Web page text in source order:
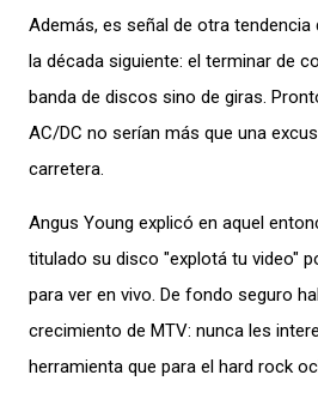
Además, es señal de otra tendencia
la década siguiente: el terminar de
banda de discos sino de giras.
AC/DC no serían más que una
carretera.
Angus Young explicó en aquel
titulado su disco "explotá tu video"
para ver en vivo. De fondo seguro
crecimiento de MTV: nunca les
herramienta que para el hard rock